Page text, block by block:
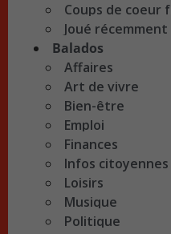
Coups de coeur
Joué récemment
Balados
Affaires
Art de vivre
Bien-être
Emploi
Finances
Infos citoyennes
Loisirs
Musique
Politique